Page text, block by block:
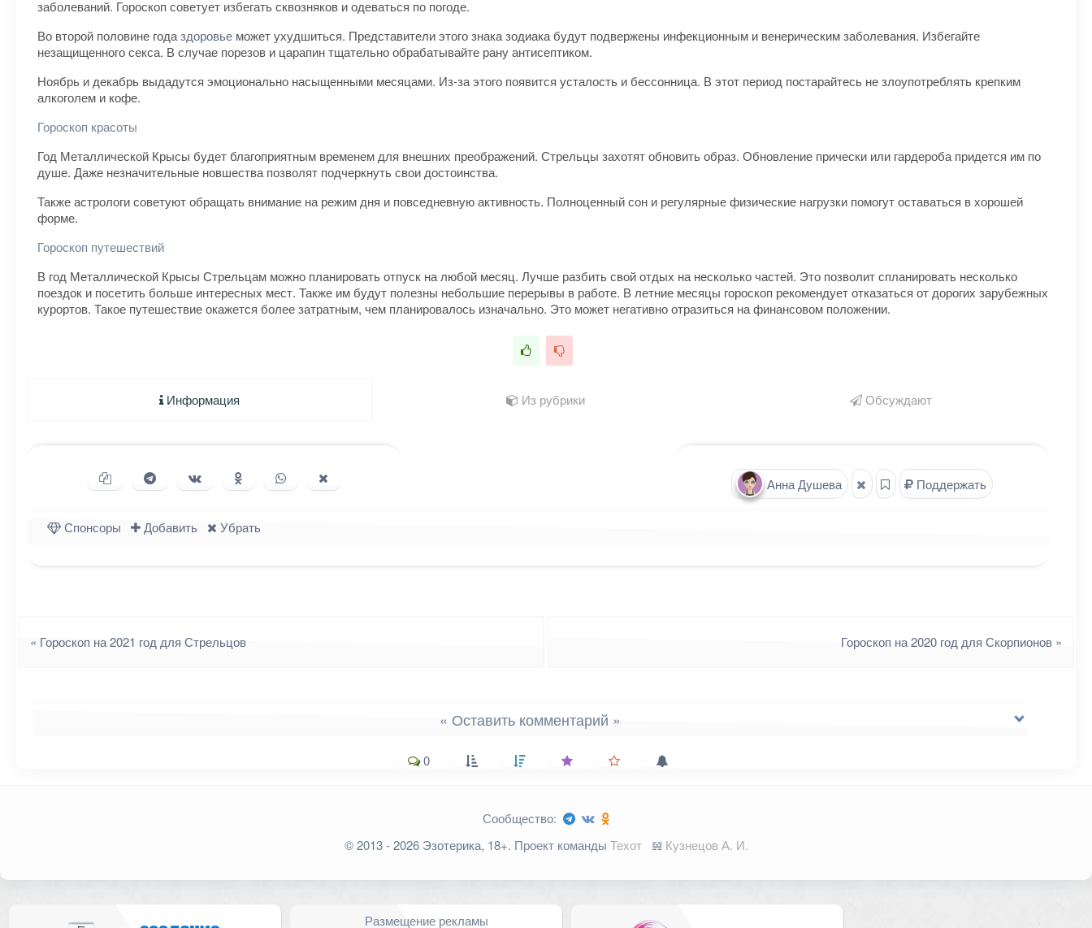
заболеваний. Гороскоп советует избегать сквозняков и одеваться по погоде.
Во второй половине годаздоровье может ухудшиться. Представители этого знака зодиака будут подвержены инфекционным и венерическим заболевания. Избегайте
незащищенного секса. В случае порезов и царапин тщательно обрабатывайте рану антисептиком.
Ноябрь и декабрь выдадутся эмоционально насыщенными месяцами. Из-за этого появится усталость и бессонница. В этот период постарайтесь не злоупотреблять крепким
алкоголем и кофе.
Гороскоп красоты
Год Металлической Крысы будет благоприятным временем для внешних преображений. Стрельцы захотят обновить образ. Обновление прически или гардероба придется им по
душе. Даже незначительные новшества позволят подчеркнуть свои достоинства.
Также астрологи советуют обращать внимание на режим дня и повседневную активность. Полноценный сон и регулярные физические нагрузки помогут оставаться в хорошей
форме.
Гороскоп путешествий
В год Металлической Крысы Стрельцам можно планировать отпуск на любой месяц. Лучше разбить свой отдых на несколько частей. Это позволит спланировать несколько
поездок и посетить больше интересных мест. Также им будут полезны небольшие перерывы в работе. В летние месяцы гороскоп рекомендует отказаться от дорогих зарубежных
курортов. Такое путешествие окажется более затратным, чем планировалось изначально. Это может негативно отразиться на финансовом положении.
Информация Из рубрики Обсуждают
Анна Душева Поддержать
Копировать ссылкуПоделиться в Telegram
Поделиться ВКонтакте
Поделиться в Одноклассниках
Поделиться в WhatsApp
Спонсоры Добавить Убрать
« Гороскоп на 2021 год для Стрельцов Гороскоп на 2020 год для Скорпионов »
« Оставить комментарий »
0
Сообщество:
© 2013 - 2026 Эзотерика, 18+. Проект команды Техот 𝌴 Кузнецов А. И.
Размещение рекламы